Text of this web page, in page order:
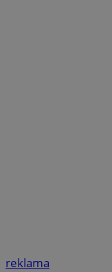
reklama